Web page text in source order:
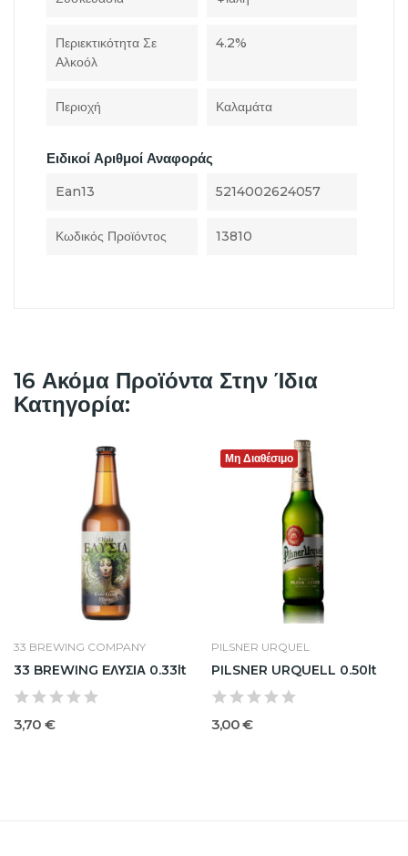
Περιεκτικότητα Σε
Αλκοόλ
4.2%
Περιοχή Καλαμάτα
Ειδικοί Αριθμοί Αναφοράς
Ean13 5214002624057
Κωδικός Προϊόντος 13810
16 Ακόμα Προϊόντα Στην Ίδια
Κατηγορία:
33 BREWING COMPANY
33 BREWING ΕΛΥΣΙΑ 0.33lt
3,70 €
Μη Διαθέσιμο
PILSNER URQUEL
PILSNER URQUELL 0.50lt
3,00 €